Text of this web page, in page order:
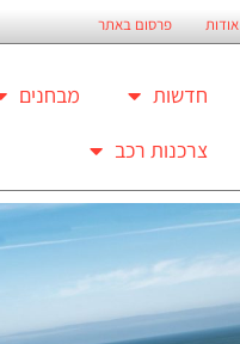
אודות פרסום באתר
חדשות מבחנים
צרכנות רכב